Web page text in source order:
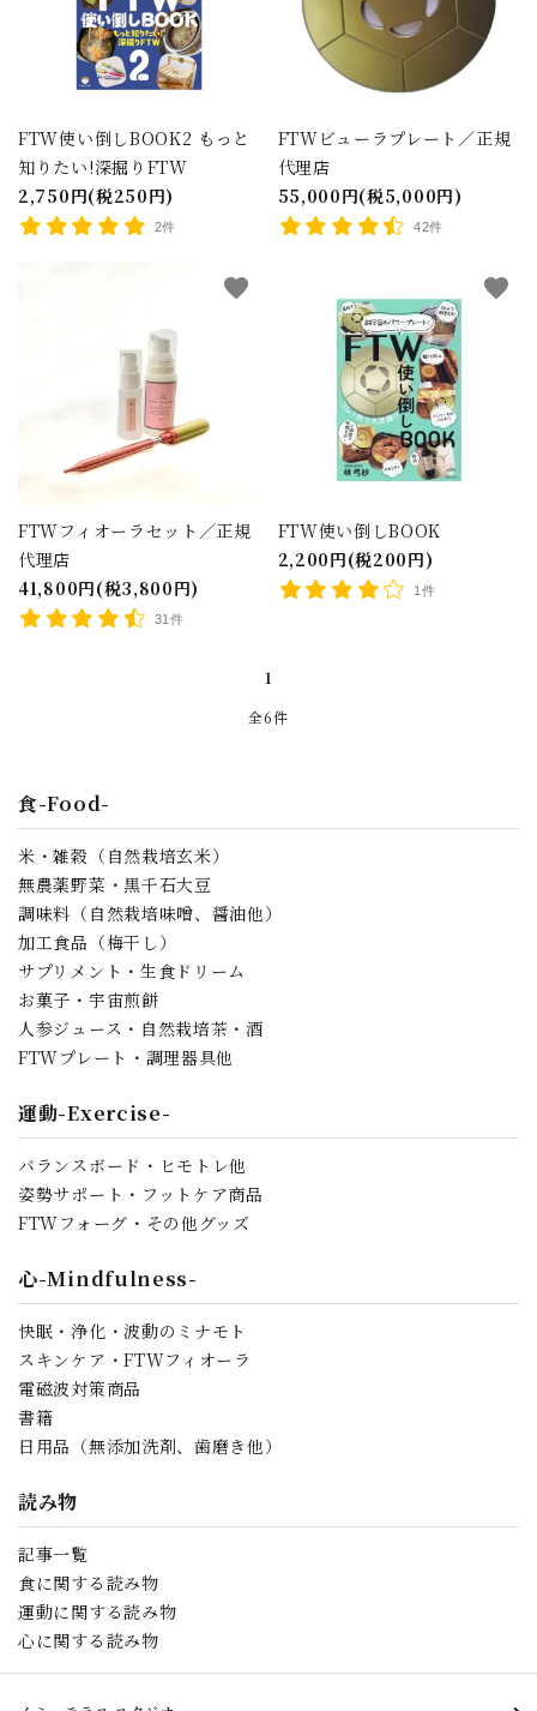
FTW使い倒しBOOK2 もっと
知りたい!深掘りFTW
2,750円(税250円)
2件
FTWビューラプレート／正規
代理店
55,000円(税5,000円)
42件
FTWフィオーラセット／正規
代理店
41,800円(税3,800円)
31件
favorite
FTW使い倒しBOOK
2,200円(税200円)
1件
favorite
1
全6件
キーワード
カテゴリー
食-Food-
米・雑穀（自然栽培玄米）
無農薬野菜・黒千石大豆
調味料（自然栽培味噌、醤油他）
加工食品（梅干し）
サプリメント・生食ドリーム
お菓子・宇宙煎餅
人参ジュース・自然栽培茶・酒
FTWプレート・調理器具他
運動-Exercise-
バランスボード・ヒモトレ他
姿勢サポート・フットケア商品
FTWフォーグ・その他グッズ
心-Mindfulness-
快眠・浄化・波動のミナモト
スキンケア・FTWフィオーラ
電磁波対策商品
書籍
日用品（無添加洗剤、歯磨き他）
読み物
記事一覧
食に関する読み物
運動に関する読み物
心に関する読み物